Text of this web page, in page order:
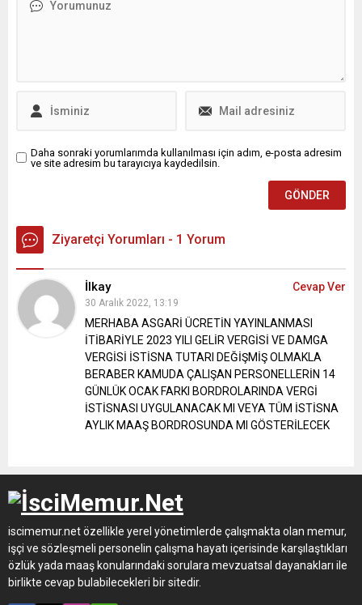
Daha sonraki yorumlarımda kullanılması için adım, e-posta adresim
ve site adresim bu tarayıcıya kaydedilsin.
Ziyaretçi Yorumları - 1 Yorum
İlkay
30 Aralık 2022, 13:19
MERHABA ASGARİ ÜCRETİN YAYINLANMASI
İTİBARİYLE 2023 YILI GELİR VERGİSİ VE DAMGA
VERGİSİ İSTİSNA TUTARI DEĞİŞMİŞ OLMAKLA
BERABER KAMUDA ÇALIŞAN PERSONELLERİN 14
GÜNLÜK OCAK FARKI BORDROLARINDA VERGİ
İSTİSNASI UYGULANACAK MI VEYA TÜM İSTİSNA
AYLIK MAAŞ BORDROSUNDA MI GÖSTERİLECEK
Cevap Ver
iscimemur.net özellikle yerel yönetimlerde çalışmakta olan memur,
işçi ve sözleşmeli personelin çalışma hayatı içerisinde karşılaştıkları
özlük yada maaş konularındaki sorulara mevzuatsal dayanakları ile
birlikte cevap bulabilecekleri bir sitedir.